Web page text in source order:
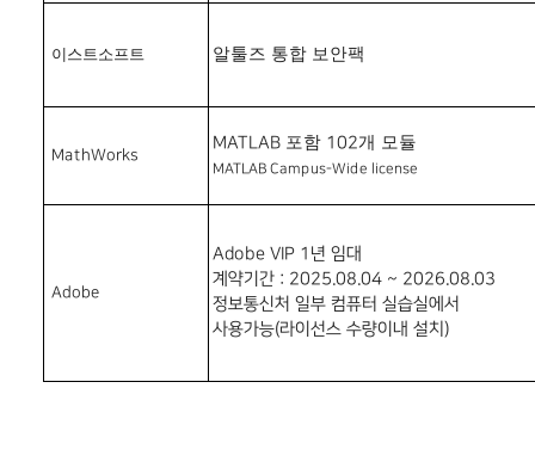
이스트소프트 알툴즈 통합 보안팩
MathWorks
MATLAB 포함 102개 모듈
MATLAB Campus-Wide license
Adobe
Adobe VIP 1년 임대
계약기간 : 2025.08.04 ~ 2026.08.03
정보통신처 일부 컴퓨터 실습실에서
사용가능(라이선스 수량이내 설치)